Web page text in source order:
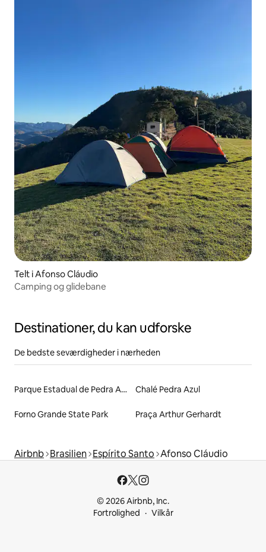
Telt i Afonso Cláudio
Camping og glidebane
Destinationer, du kan udforske
De bedste seværdigheder i nærheden
Parque Estadual de Pedra Azul Chalé Pedra Azul
Forno Grande State Park Praça Arthur Gerhardt
Airbnb Brasilien Espírito Santo Afonso Cláudio
© 2026 Airbnb, Inc.
Fortrolighed
Vilkår